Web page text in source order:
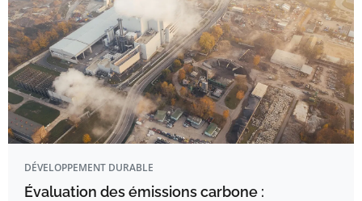
DÉVELOPPEMENT DURABLE
Évaluation des émissions carbone :